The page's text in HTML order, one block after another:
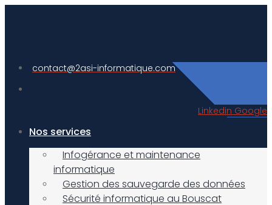
contact@2asi-informatique.com
Linkedin Google
Nos services
Infogérance et maintenance
informatique
Gestion des sauvegarde des données
Sécurité informatique au Bouscat